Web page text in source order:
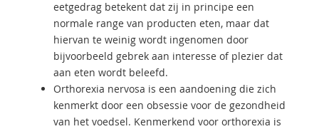
eetgedrag betekent dat zij in principe een
normale range van producten eten, maar dat
hiervan te weinig wordt ingenomen door
bijvoorbeeld gebrek aan interesse of plezier dat
aan eten wordt beleefd.
Orthorexia nervosa is een aandoening die zich
kenmerkt door een obsessie voor de gezondheid
van het voedsel. Kenmerkend voor orthorexia is